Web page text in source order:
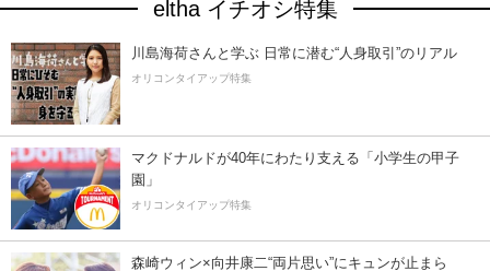
eltha イチオシ特集
川島海荷さんと学ぶ 日常に潜む“人身取引”のリアル
オリコンタイアップ特集
マクドナルドが40年にわたり支える「小学生の甲子
園」
オリコンタイアップ特集
森崎ウィン×向井康二“両片思い”にキュンが止まら